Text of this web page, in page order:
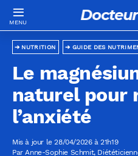
GUIDE DES
NUTRITION
Le
naturel pour
l’anxiété
Mis à jour le 28/04/2026 à 21h19
ParAnne-Sophie Schmit,